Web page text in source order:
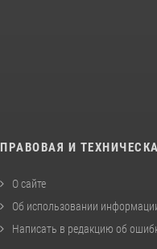
ПРАВОВАЯ И
О сайте
Об использовании
Написать в редакцию об